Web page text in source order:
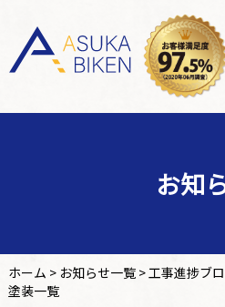
お知
ホーム > お知らせ一覧> 工事進捗ブ
塗装一覧